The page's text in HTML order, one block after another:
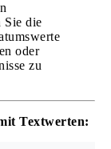
Sie die
oder
zu
Textwerten: